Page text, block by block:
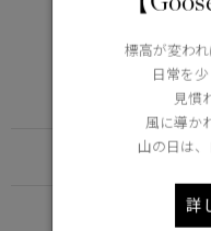
標高が変わ
日常を
見慣
風に導か
山の日は、
詳